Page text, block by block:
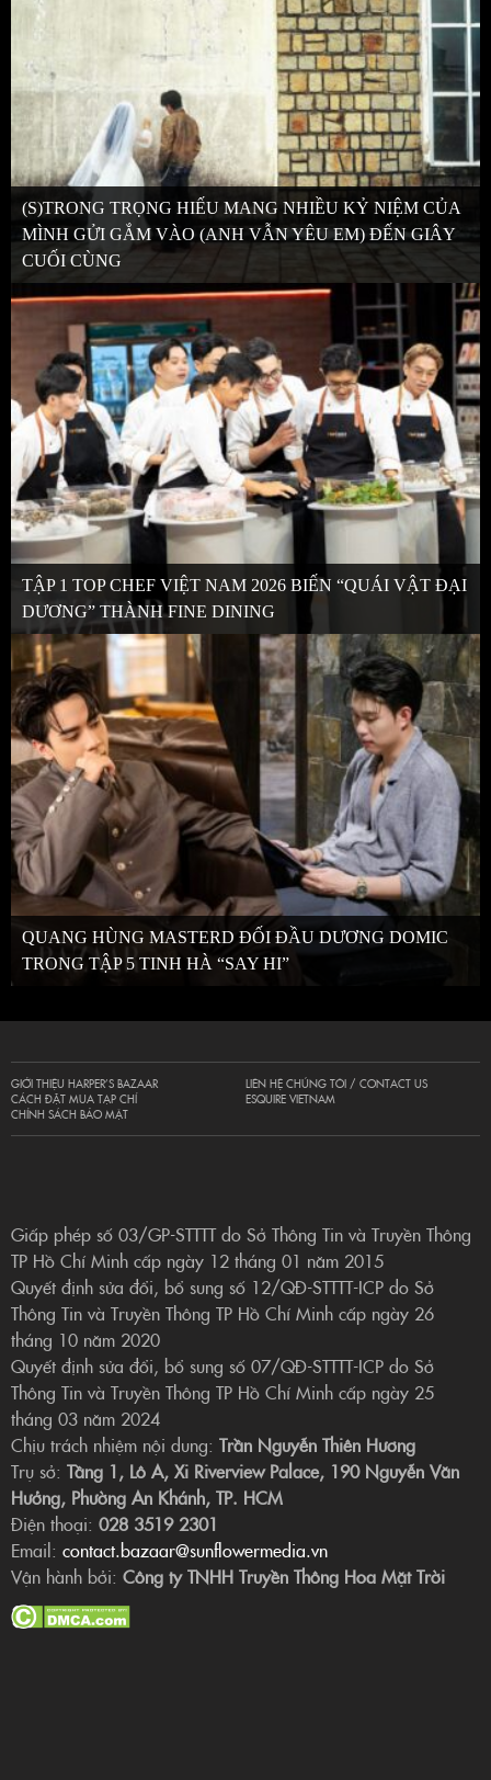
(S)TRONG TRỌNG HIẾU MANG NHIỀU KỶ NIỆM CỦA
MÌNH GỬI GẮM VÀO (ANH VẪN YÊU EM) ĐẾN GIÂY
CUỐI CÙNG
TẬP 1 TOP CHEF VIỆT NAM 2026 BIẾN “QUÁI VẬT ĐẠI
DƯƠNG” THÀNH FINE DINING
QUANG HÙNG MASTERD ĐỐI ĐẦU DƯƠNG DOMIC
TRONG TẬP 5 TINH HÀ “SAY HI”
GIỚI THIỆU HARPER’S BAZAAR
CÁCH ĐẶT MUA TẠP CHÍ
CHÍNH SÁCH BẢO MẬT
LIÊN HỆ CHÚNG TÔI / CONTACT US
ESQUIRE VIETNAM
Giấp phép số 03/GP-STTTT do Sở Thông Tin và Truyền Thông
TP Hồ Chí Minh cấp ngày 12 tháng 01 năm 2015
Quyết định sửa đổi, bổ sung số 12/QĐ-STTTT-ICP do Sở
Thông Tin và Truyền Thông TP Hồ Chí Minh cấp ngày 26
tháng 10 năm 2020
Quyết định sửa đổi, bổ sung số 07/QĐ-STTTT-ICP do Sở
Thông Tin và Truyền Thông TP Hồ Chí Minh cấp ngày 25
tháng 03 năm 2024
Chịu trách nhiệm nội dung: Trần Nguyễn Thiên Hương
Trụ sở: Tầng 1, Lô A, Xi Riverview Palace, 190 Nguyễn Văn
Hưởng, Phường An Khánh, TP. HCM
Điện thoại: 028 3519 2301
Email: contact.bazaar@sunflowermedia.vn
Vận hành bởi: Công ty TNHH Truyền Thông Hoa Mặt Trời